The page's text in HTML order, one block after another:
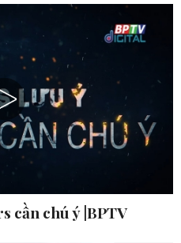
cần chú ý |BPTV